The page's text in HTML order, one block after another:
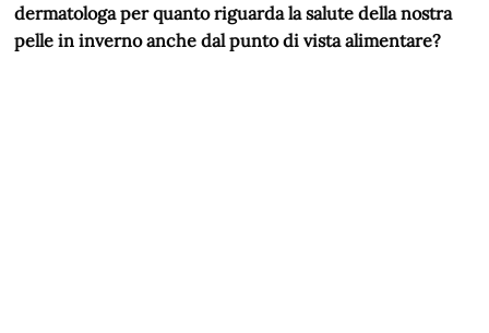
dermatologa per quanto riguarda la salute della nostra
pelle in inverno anche dal punto di vista alimentare?